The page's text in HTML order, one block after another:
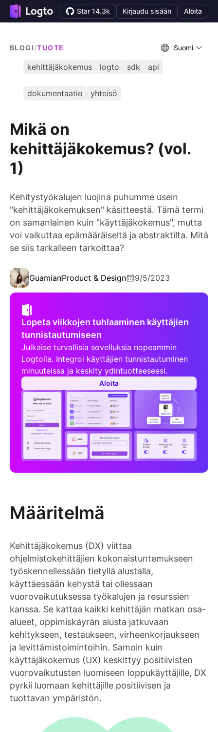
Star 14.3k Kirjaudu sisään Aloita
BLOGI/TUOTE Suomi
kehittäjäkokemus logto sdk api
dokumentaatio yhteisö
Mikä on
kehittäjäkokemus? (vol.
1)
Kehitystyökalujen luojina puhumme usein
"kehittäjäkokemuksen" käsitteestä. Tämä termi
on samanlainen kuin "käyttäjäkokemus", mutta
voi vaikuttaa epämääräiseltä ja abstraktilta. Mitä
se siis tarkalleen tarkoittaa?
GuamianProduct & Design 9/5/2023
Lopeta viikkojen tuhlaaminen käyttäjien
tunnistautumiseen
Julkaise turvallisia sovelluksia nopeammin
Logtolla. Integroi käyttäjien tunnistautuminen
minuuteissa ja keskity ydintuotteeseesi.
Aloita
Määritelmä
Kehittäjäkokemus (DX) viittaa
ohjelmistokehittäjien kokonaistuntemukseen
työskennellessään tietyllä alustalla,
käyttäessään kehystä tai ollessaan
vuorovaikutuksessa työkalujen ja resurssien
kanssa. Se kattaa kaikki kehittäjän matkan osa-
alueet, oppimiskäyrän alusta jatkuvaan
kehitykseen, testaukseen, virheenkorjaukseen
ja levittämistoimintoihin. Samoin kuin
käyttäjäkokemus (UX) keskittyy positiivisten
vuorovaikutusten luomiseen loppukäyttäjille, DX
pyrkii luomaan kehittäjille positiivisen ja
tuottavan ympäristön.